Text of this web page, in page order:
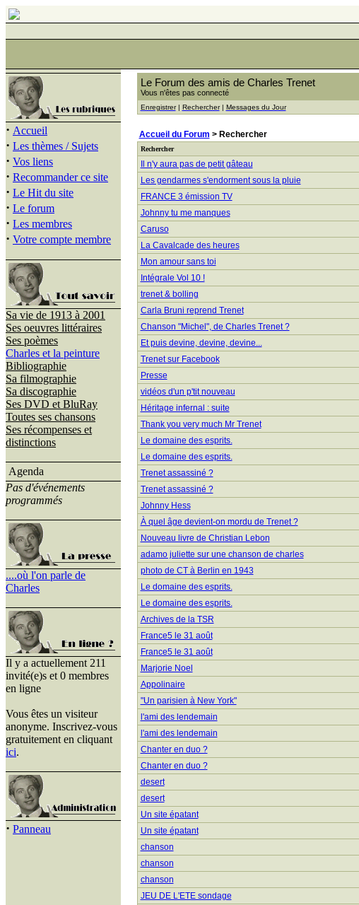
· Accueil
· Les thèmes / Sujets
· Vos liens
· Recommander ce site
· Le Hit du site
· Le forum
· Les membres
· Votre compte membre
Sa vie de 1913 à 2001
Ses oeuvres littéraires
Ses poèmes
Charles et la peinture
Bibliographie
Sa filmographie
Sa discographie
Ses DVD et BluRay
Toutes ses chansons
Ses récompenses et
distinctions
Agenda
Pas d'événements
programmés
....où l'on parle de
Charles
Il y a actuellement 211
invité(e)s et 0 membres
en ligne
Vous êtes un visiteur
anonyme. Inscrivez-vous
gratuitement en cliquant
ici.
· Panneau
Le Forum des amis de Charles Trenet
Vous n'êtes pas connecté
Enregistrer| Rechercher| Messages du Jour
Accueil du Forum > Rechercher
Rechercher
Il n'y aura pas de petit gâteau
Les gendarmes s'endorment sous la pluie
FRANCE 3 émission TV
Johnny tu me manques
Caruso
La Cavalcade des heures
Mon amour sans toi
Intégrale Vol 10 !
trenet & bolling
Carla Bruni reprend Trenet
Chanson "Michel", de Charles Trenet ?
Et puis devine, devine, devine...
Trenet sur Facebook
Presse
vidéos d'un p'tit nouveau
Héritage infernal : suite
Thank you very much Mr Trenet
Le domaine des esprits.
Le domaine des esprits.
Trenet assassiné ?
Trenet assassiné ?
Johnny Hess
À quel âge devient-on mordu de Trenet ?
Nouveau livre de Christian Lebon
adamo juliette sur une chanson de charles
photo de CT à Berlin en 1943
Le domaine des esprits.
Le domaine des esprits.
Archives de la TSR
France5 le 31 août
France5 le 31 août
Marjorie Noel
Appolinaire
"Un parisien à New York"
l'ami des lendemain
l'ami des lendemain
Chanter en duo ?
Chanter en duo ?
desert
desert
Un site épatant
Un site épatant
chanson
chanson
chanson
JEU DE L'ETE sondage